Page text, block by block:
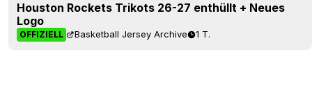
Houston Rockets Trikots 26-27 enthüllt + Neues
Logo
OFFIZIELL Basketball Jersey Archive 1 T.